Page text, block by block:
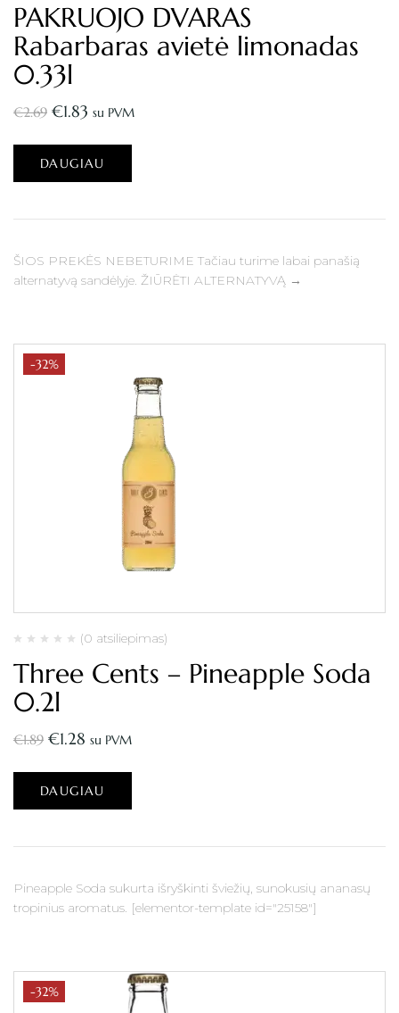
PAKRUOJO DVARAS
Rabarbaras avietė limonadas
0.33l
€2.69 €1.83 su PVM
DAUGIAU
ŠIOS PREKĖS NEBETURIME Tačiau turime labai panašią
alternatyvą sandėlyje. ŽIŪRĖTI ALTERNATYVĄ →
-32%
(0 atsiliepimas)
Three Cents – Pineapple Soda
0.2l
€1.89 €1.28 su PVM
DAUGIAU
Pineapple Soda sukurta išryškinti šviežių, sunokusių ananasų
tropinius aromatus. [elementor-template id="25158"]
-32%